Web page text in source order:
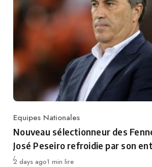
Category
Equipes Nationales
Nouveau sélectionneur des
José Peseiro refroidie par son
Publié
2 days ago1 min lire